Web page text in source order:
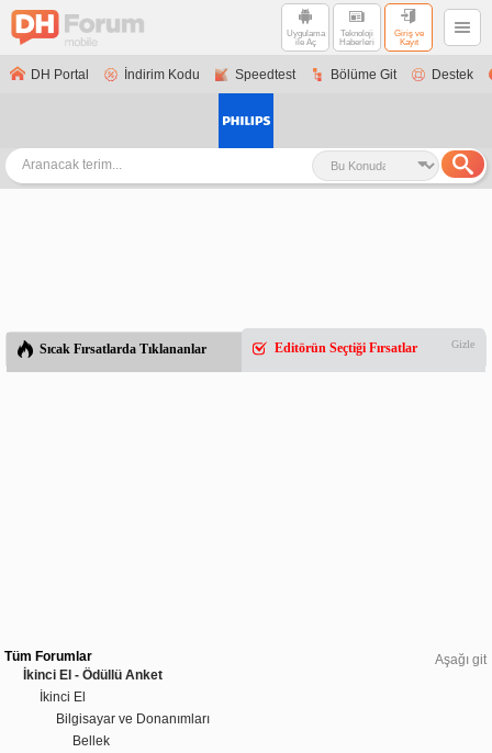
Uygulama
ile Aç
Teknoloji
Haberleri
Giriş ve
Kayıt
DH Portal İndirim Kodu Speedtest Bölüme Git Destek
Sıcak Fırsatlarda Tıklananlar Editörün Seçtiği Fırsatlar Gizle
Aşağı git
Tüm Forumlar
İkinci El - Ödüllü Anket
İkinci El
Bilgisayar ve Donanımları
Bellek